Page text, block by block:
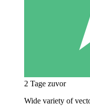
2 Tage zuvor
Wide variety of